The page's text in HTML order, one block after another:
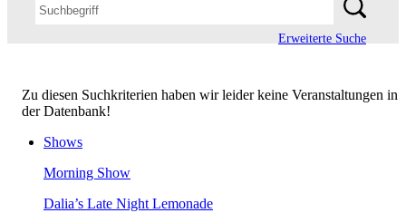
ErweiterteSuche
ZudiesenSuchkriterienhabenwirleiderkeineVeranstaltungenin
derDatenbank!
Shows
MorningShow
Dalia’sLateNightLemonade